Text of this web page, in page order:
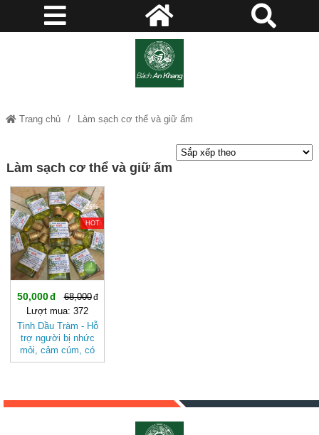
Trang chủ Làm sạch cơ thể và giữ ấm
Làm sạch cơ thể và giữ ấm
-26%
HOT
50,000
68,000
Lượt mua: 372
Tinh Dầu Tràm - Hỗ
trợ người bị nhức
mỏi, cảm cúm, có
tác dụng tốt cho mẹ